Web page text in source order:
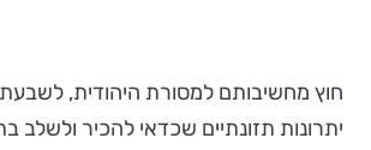
חוץ מחשיבותם למסורת היהודית,
יתרונות תזונתיים שכדאי להכיר ולשלב